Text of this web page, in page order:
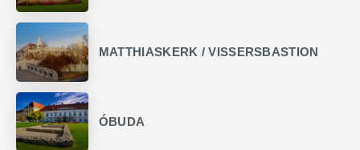
MATTHIASKERK / VISSERSBASTION
ÓBUDA